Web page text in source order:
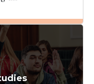
vấn Interlink